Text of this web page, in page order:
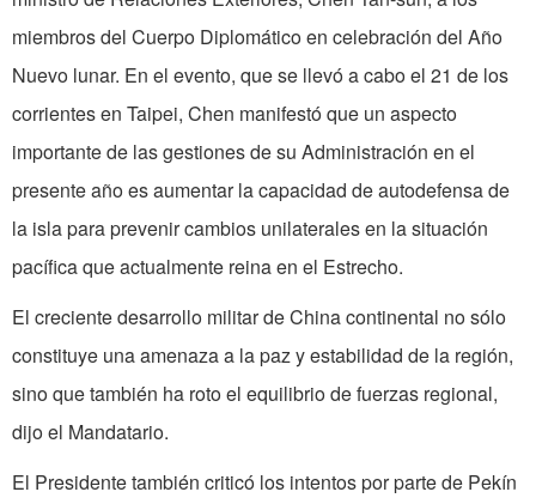
miembros del Cuerpo Diplomático en celebración del Año
Nuevo lunar. En el evento, que se llevó a cabo el 21 de los
corrientes en Taipei, Chen manifestó que un aspecto
importante de las gestiones de su Administración en el
presente año es aumentar la capacidad de autodefensa de
la isla para prevenir cambios unilaterales en la situación
pacífica que actualmente reina en el Estrecho.
El creciente desarrollo militar de China continental no sólo
constituye una amenaza a la paz y estabilidad de la región,
sino que también ha roto el equilibrio de fuerzas regional,
dijo el Mandatario.
El Presidente también criticó los intentos por parte de Pekín